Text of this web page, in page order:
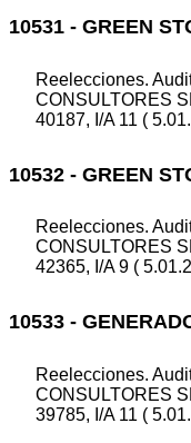
10531 - GREEN
Reelecciones.
CONSULTORES
40187, I/A 11 (
10532 - GREEN
Reelecciones.
CONSULTORES
42365, I/A 9 (
10533 -
Reelecciones.
CONSULTORES
39785, I/A 11 (